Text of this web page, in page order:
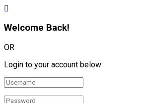
Welcome Back!
OR
Login to your account below